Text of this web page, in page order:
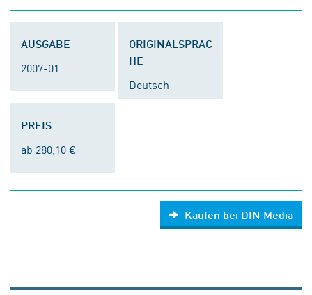
AUSGABE
2007-01
ORIGINALSPRAC
HE
Deutsch
PREIS
ab 280,10 €
Kaufen bei DIN Media